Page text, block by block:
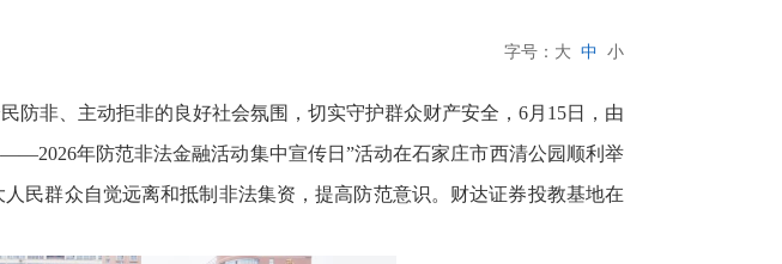
字号： 大 中 小
防非、主动拒非的良好社会氛围，切实守护群众财产安全，6月15日，由
年防范非法金融活动集中宣传日”活动在石家庄市西清公园顺利举
民群众自觉远离和抵制非法集资，提高防范意识。财达证券投教基地在